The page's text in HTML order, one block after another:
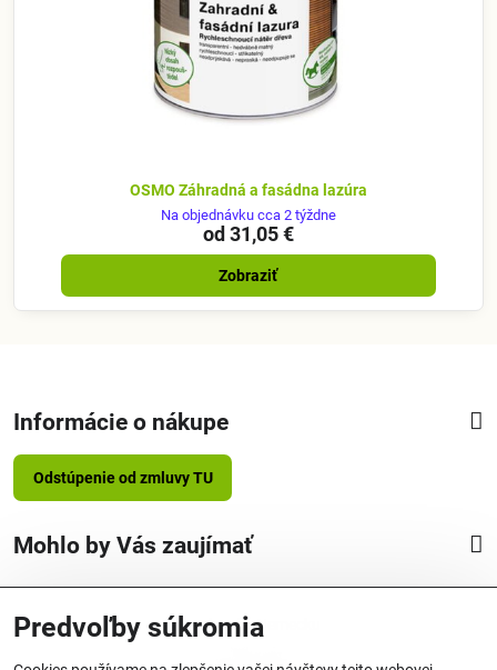
OSMO Záhradná a fasádna lazúra
Na objednávku cca 2 týždne
od 31,05 €
Zobraziť
Informácie o nákupe
Odstúpenie od zmluvy TU
Mohlo by Vás zaujímať
Vyrobené v Nemecku
Predvoľby súkromia